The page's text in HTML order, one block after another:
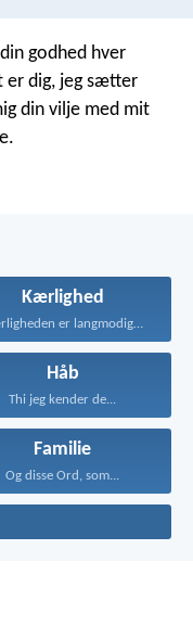
godhed hver
er dig, jeg sætter
din vilje med mit
Kærlighed
Kærligheden er langmodig, er...
Håb
Thi jeg kender de...
Familie
Og disse Ord, som...